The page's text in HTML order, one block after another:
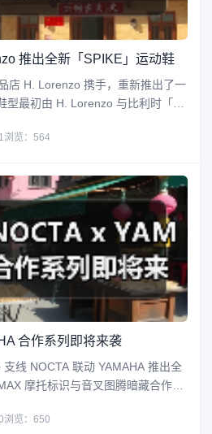
推出全新「SPIKE」运动鞋
店 H. Lorenzo 携手，重新推出了一
型最初由 H. Lorenzo 与比利时「老
联手打造，在 Van Beir
上首次亮相。此次的限量回归
浏览：564
合作系列即将来袭
线 NOCTA 联动 YAMAHA 推出全
摩托标识与音叉图腾暗藏合作密
劳作的暗黑基因，通过 YAMAHA 重
速度感与未来主义的视觉符号矩
浏览：650